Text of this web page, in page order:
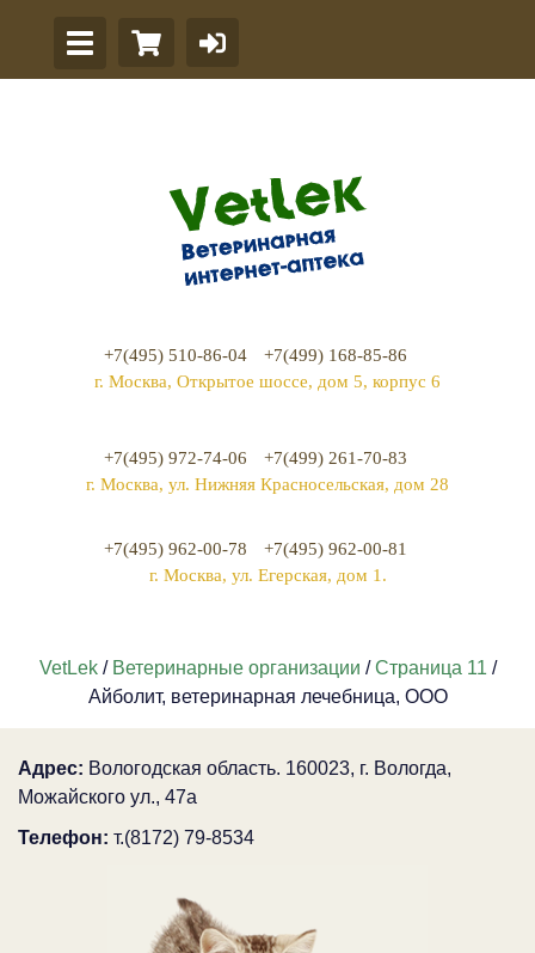
+7(495) 510-86-04
+7(499) 168-85-86
г. Москва, Открытое шоссе, дом 5, корпус 6
+7(495) 972-74-06
+7(499) 261-70-83
г. Москва, ул. Нижняя Красносельская, дом 28
+7(495) 962-00-78
+7(495) 962-00-81
г. Москва, ул. Егерская, дом 1.
VetLek/ Ветеринарные организации /Страница 11 /
Айболит, ветеринарная лечебница, ООО
Адрес: Вологодская область. 160023, г. Вологда,
Можайского ул., 47а
Телефон: т.(8172) 79-8534